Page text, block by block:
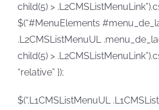
child(5) >
$(“#MenuElements
.L2CMSListMenuUL
child(5) >
“relative” });
$(“.L1CMSListMenuUL